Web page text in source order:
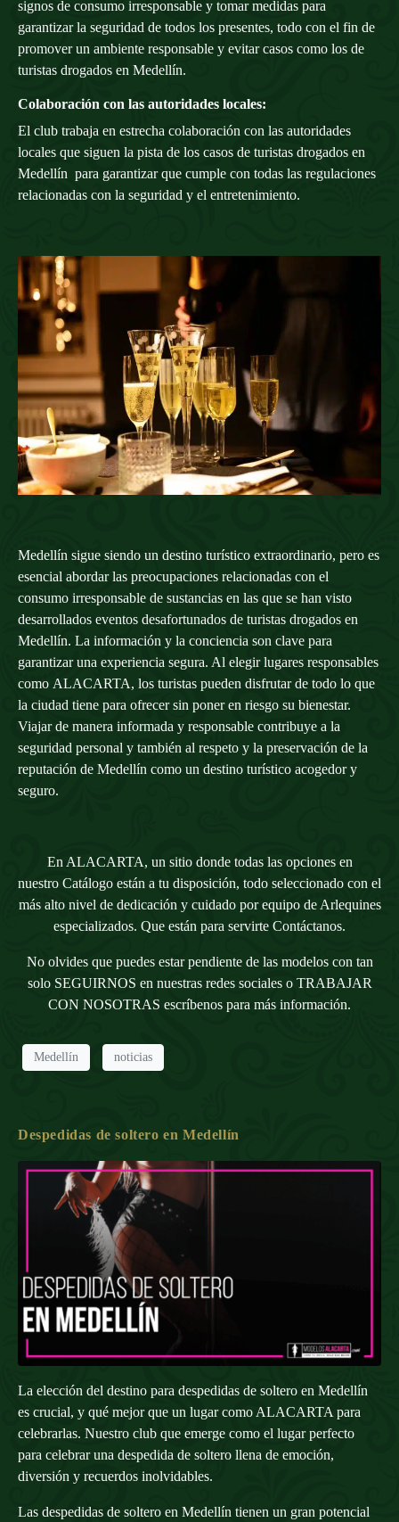
signos de consumo irresponsable y tomar medidas para
garantizar la seguridad de todos los presentes, todo con el fin de
promover un ambiente responsable y evitar casos como los de
turistas drogados en Medellín.
Colaboración con las autoridades locales:
El club trabaja en estrecha colaboración con las autoridades
locales que siguen la pista de los casos de turistas drogados en
Medellín para garantizar que cumple con todas las regulaciones
relacionadas con la seguridad y el entretenimiento.
Medellín sigue siendo un destino turístico extraordinario, pero es
esencial abordar las preocupaciones relacionadas con el
consumo irresponsable de sustancias en las que se han visto
desarrollados eventos desafortunados de turistas drogados en
Medellín. La información y la conciencia son clave para
garantizar una experiencia segura. Al elegir lugares responsables
como ALACARTA, los turistas pueden disfrutar de todo lo que
la ciudad tiene para ofrecer sin poner en riesgo su bienestar.
Viajar de manera informada y responsable contribuye a la
seguridad personal y también al respeto y la preservación de la
reputación de Medellín como un destino turístico acogedor y
seguro.
En ALACARTA, un sitio donde todas las opciones en
nuestro Catálogo están a tu disposición, todo seleccionado con el
más alto nivel de dedicación y cuidado por equipo de Arlequines
especializados. Que están para servirte Contáctanos.
No olvides que puedes estar pendiente de las modelos con tan
soloSEGUIRNOS en nuestras redes sociales oTRABAJAR
CON NOSOTRAS escríbenos para más información.
Medellín noticias
Despedidas de soltero en Medellín
La elección del destino para despedidas de soltero en Medellín
es crucial, y qué mejor que un lugar como ALACARTA para
celebrarlas. Nuestro club que emerge como el lugar perfecto
para celebrar una despedida de soltero llena de emoción,
diversión y recuerdos inolvidables.
Las despedidas de soltero en Medellín tienen un gran potencial